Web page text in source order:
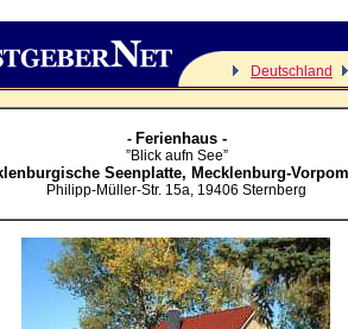
Deutschland
- Ferienhaus -
”Blick aufn See”
Seenplatte, Mecklenburg-
Philipp-Müller-Str. 15a, 19406 Sternberg